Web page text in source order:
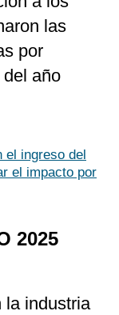
las
por
año
el ingreso del
el impacto por
2025
la industria